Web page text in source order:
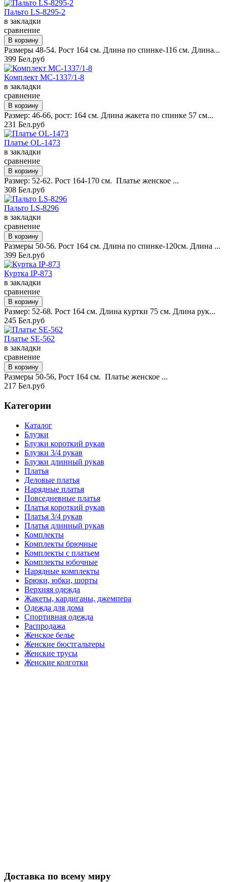
Пальто LS-8295-2
в закладки
сравнение
Размеры 48-54. Рост 164 см. Длина по спинке-116 см. Длина...
399 Бел.руб
Комплект MC-1337/1-8
в закладки
сравнение
Размер: 46-66, рост: 164 см. Длина жакета по спинке 57 см...
231 Бел.руб
Платье OL-1473
в закладки
сравнение
Размер: 52-62. Рост 164-170 см. Платье женское ...
308 Бел.руб
Пальто LS-8296
в закладки
сравнение
Размеры 50-56. Рост 164 см. Длина по спинке-120см. Длина ...
399 Бел.руб
Куртка IP-873
в закладки
сравнение
Размер: 52-68. Рост 164 см. Длина куртки 75 см. Длина рук...
245 Бел.руб
Платье SE-562
в закладки
сравнение
Размеры 50-56, Рост 164 см. Платье женское ...
217 Бел.руб
Категории
Каталог
Блузки
Блузки короткий рукав
Блузки 3/4 рукав
Блузки длинный рукав
Платья
Деловые платья
Нарядные платья
Повседневные платья
Платья короткий рукав
Платья 3/4 рукав
Платья длинный рукав
Комплекты
Комплекты брючные
Комплекты с платьем
Комплекты юбочные
Нарядные комплекты
Брюки, юбки, шорты
Верхняя одежда
Жакеты, кардиганы, джемпера
Одежда для дома
Спортивная одежда
Распродажа
Женское белье
Женские бюстгальтеры
Женские трусы
Женские колготки
Доставка по всему миру